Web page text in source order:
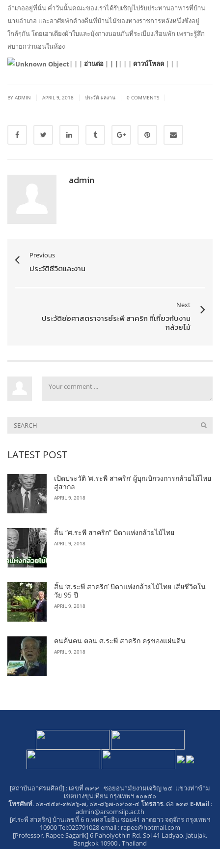
อำเภออยู่ที่นั่น ค่ำวันนั้นคณะของเราได้รับเชิญไปรับประทานอาหารที่บ้าน
นายอำเภอ และอาศัยพักค้างคืนที่บ้านไม้ของทางราชการหลังหนึ่งซึ่งอยู่
ใกล้ๆกัน โดยเอาเตียงผ้าใบและมุ้งกางนอนกันที่ระเบียงเรือนพัก เพราะรู้สึก
สบายกว่านอนในห้อง
| | | อ่านต่อ | | || | | ดาวน์โหลด | | |
BY ADMIN APRIL 9, 2018 ประวัติ ผลงาน 0 COMMENTS
admin
Previous
ประวัติชีวิตและงาน
Next
ประวัติย่อศาสตราจารย์ระพี สาคริก ที่เกี่ยวกับงาน
กล้วยไม้
LATEST POST
เปิดประวัติ ‘ศ.ระพี สาคริก’ ผู้บุกเบิกวงการกล้วยไม้ไทย
สู่สากล
APRIL 9, 2018
สิ้น “ศ.ระพี สาคริก” บิดาแห่งกล้วยไม้ไทย
APRIL 9, 2018
สิ้น ‘ศ.ระพี สาคริก’ บิดาแห่งกล้วยไม้ไทย เสียชีวิตใน
วัย 95 ปี
APRIL 9, 2018
คนค้นฅน ตอน ศ.ระพี สาคริก ครูของแผ่นดิน
APRIL 9, 2018
[สถาบันอาศรมศิลป์] : เลขที่ ๓๙๙ ซอยอนามัยงามเจริญ ๒๕ แขวงท่าข้าม
เขตบางขุนเทียน กรุงเทพฯ ๑๐๑๕๐
โทรศัพท์. ๐๒-๔๕๙-๓๒๒๖-๗, ๐๒-๘๖๗-๐๙๐๓-๔ โทรสาร. ต่อ ๑๓๙ E-Mail :
admin@arsomsilp.ac.th
[ศ.ระพี สาคริก]บ้านเลขที่ 6 ถ.พหลโยธิน ซอย41 ลาดยาว จตุจักร กรุงเทพฯ
10900 Tel:025791028 email : rapee@hotmail.com
[Professor. Rapee Sagarik]6 Paholyothin Rd. Soi 41 Ladyao, Jatujak,
Bangkok 10900 , Thailand